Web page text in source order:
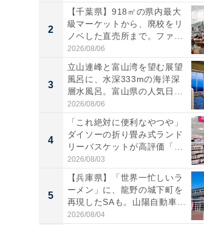
2
【千葉県】918㎡の県内最大
級マーケットから、廃校をリ
ノベした直売所まで。ファ
ー...
2026/08/06
3
立山連峰と富山湾を望む展望
風呂に、水深333mの海洋深
層水風呂。富山県の人気日
帰...
2026/08/06
4
「これ絶対に便利なやつや」
ダイソーの折り畳み式ランド
リーバスケットが高評価「使
わ...
2026/08/03
5
【兵庫県】「世界一忙しいラ
ーメン」に、龍野の城下町を
再現したSAも。山陽自動車
道...
2026/08/04